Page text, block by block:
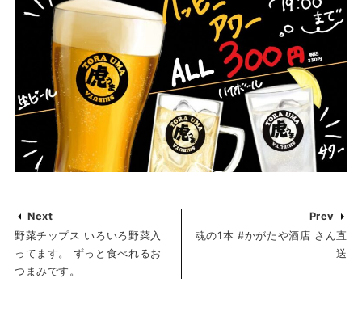
Next
野菜チップス いろいろ野菜入
ってます。 ずっと食べれるお
つまみです。
Prev
魂の1本 #かがたや酒店 さん直
送